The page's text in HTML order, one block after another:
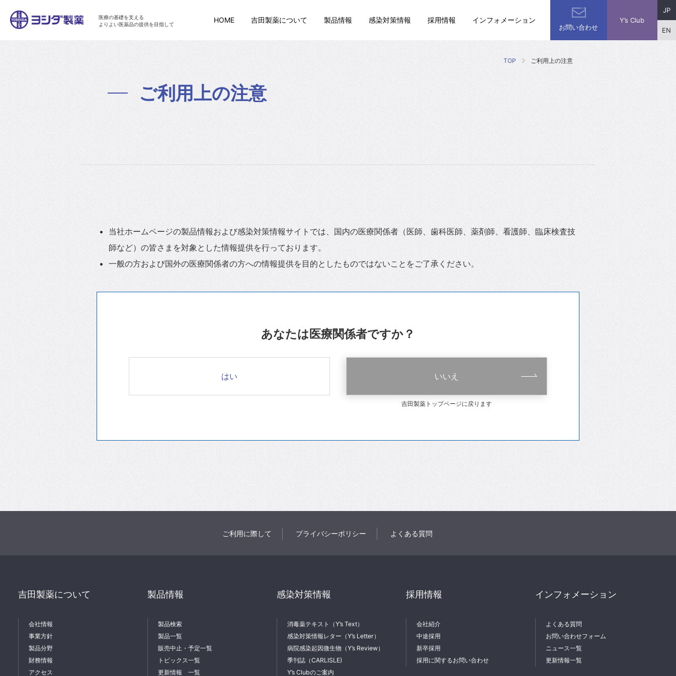
医療の基礎を支える
よりよい医薬品の提供を目指して
HOME 吉田製薬について 製品情報 感染対策情報 採用情報 インフォメーション
お問い合わせ
Y’s Club
JP
EN
TOP ご利用上の注意
ご利用上の注意
当社ホームページの製品情報および感染対策情報サイトでは、国内の医療関係者（医師、歯科医師、薬剤師、看護師、臨床検査技
師など）の皆さまを対象とした情報提供を行っております。
一般の方および国外の医療関係者の方への情報提供を目的としたものではないことをご了承ください。
あなたは医療関係者ですか？
はい いいえ
吉田製薬トップページに戻ります
ご利用に際して プライバシーポリシー よくある質問
吉田製薬について
会社情報
事業方針
製品分野
財務情報
アクセス
製品情報
製品検索
製品一覧
販売中止・予定一覧
トピックス一覧
更新情報 一覧
感染対策情報
消毒薬テキスト（Y’s Text）
感染対策情報レター（Y’s Letter）
病院感染起因微生物（Y’s Review）
季刊誌（CARLISLE)
Y’s Clubのご案内
採用情報
会社紹介
中途採用
新卒採用
採用に関するお問い合わせ
インフォメーション
よくある質問
お問い合わせフォーム
ニュース一覧
更新情報一覧